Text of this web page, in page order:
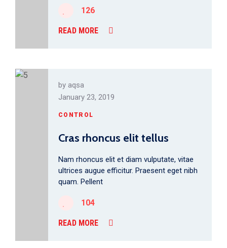
126
READ MORE
by aqsa
January 23, 2019
CONTROL
Cras rhoncus elit tellus
Nam rhoncus elit et diam vulputate, vitae
ultrices augue efficitur. Praesent eget nibh
quam. Pellent
104
READ MORE